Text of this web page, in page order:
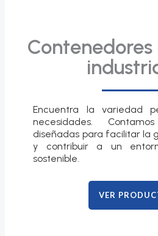
Encuentra la variedad
necesidades.
diseñadas para facilitar la
y contribuir a un
sostenible.
VER